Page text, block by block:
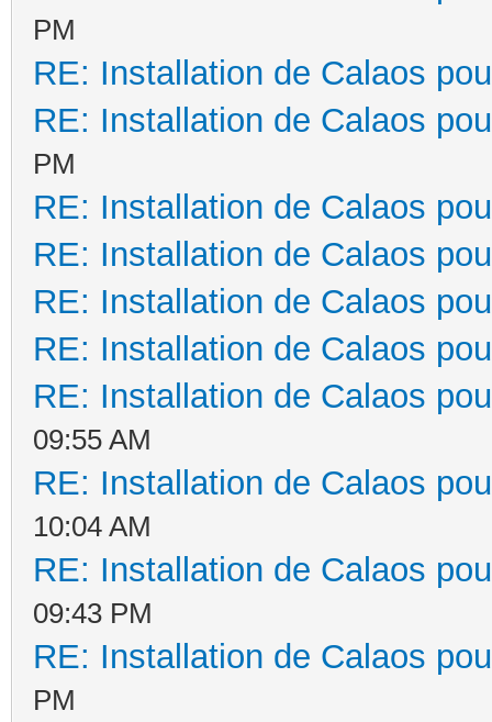
PM
RE: Installation de Calaos
RE: Installation de Calaos
PM
RE: Installation de Calaos
RE: Installation de Calaos
RE: Installation de Calaos
RE: Installation de Calaos
RE: Installation de Calaos
09:55 AM
RE: Installation de Calaos
10:04 AM
RE: Installation de Calaos
09:43 PM
RE: Installation de Calaos
PM